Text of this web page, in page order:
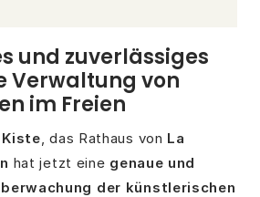
und zuverlässiges
Verwaltung von
im Freien
, das Rathaus von La
hat jetzt eine genaue und
der künstlerischen